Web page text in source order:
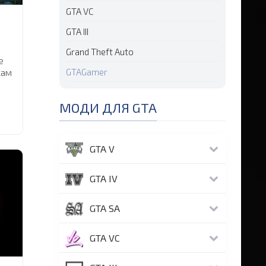
GTA VC
GTA III
Grand Theft Auto
GTAGamer
МОДИ ДЛЯ GTA
GTA V
GTA IV
GTA SA
GTA VC